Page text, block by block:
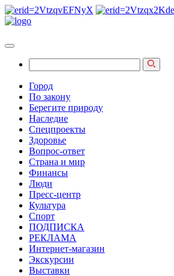
Город
По закону
Берегите природу
Наследие
Спецпроекты
Здоровье
Вопрос-ответ
Страна и мир
Финансы
Люди
Пресс-центр
Культура
Спорт
ПОДПИСКА
РЕКЛАМА
Интернет-магазин
Экскурсии
Выставки